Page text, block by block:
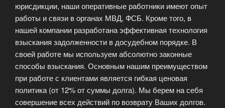
юрисдикции, наши оперативные работники имеют опыт
работы и связи в органах МВД, ФСБ. Кроме того, в
нашей компании разработана эффективная технология
взыскания задолженности в досудебном порядке. В
своей работе мы используем абсолютно законные
способы взыскания. Основным нашим преимуществом
при работе с клиентами является гибкая ценовая
политика (от 12% от суммы долга). Мы берем на себя
совершение всех действий по возврату Ваших долгов.